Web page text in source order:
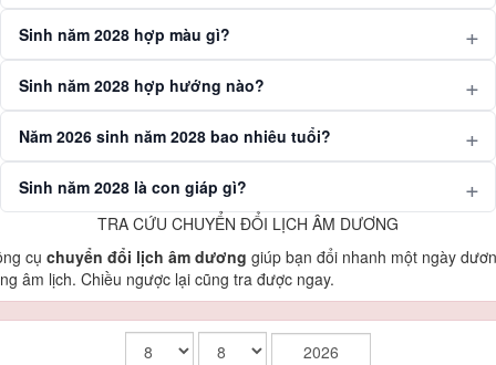
Sinh năm 2028 hợp màu gì?
Sinh năm 2028 hợp hướng nào?
Năm 2026 sinh năm 2028 bao nhiêu tuổi?
Sinh năm 2028 là con giáp gì?
TRA CỨU CHUYỂN ĐỔI LỊCH ÂM DƯƠNG
cụ chuyển đổi lịch âm dương giúp bạn đổi nhanh một ngày
âm lịch. Chiều ngược lại cũng tra được ngay.